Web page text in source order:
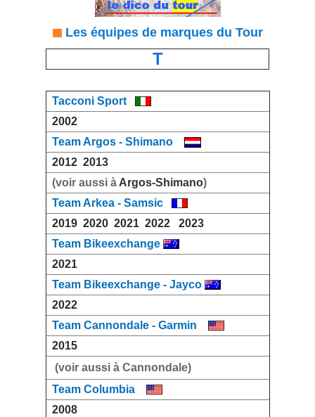
Les équipes de marques du Tour
T
Tacconi Sport
2002
Team Argos - Shimano
2012 2013
(voir aussi à Argos-Shimano)
Team Arkea - Samsic
2019 2020 2021 2022
2023
Team Bikeexchange
2021
Team Bikeexchange - Jayco
2022
Team Cannondale - Garmin
2015
(voir aussi à Cannondale)
Team Columbia
2008